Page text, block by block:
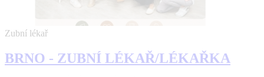
Zubní lékař
BRNO - ZUBNÍ LÉKAŘ/LÉKAŘKA